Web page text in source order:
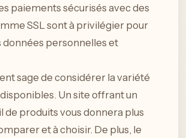
paiements sécurisés avec des
SSL sont à privilégier pour
personnelles et
sage de considérer la variété
Un site offrant un
de produits vous donnera plus
et à choisir. De plus, le